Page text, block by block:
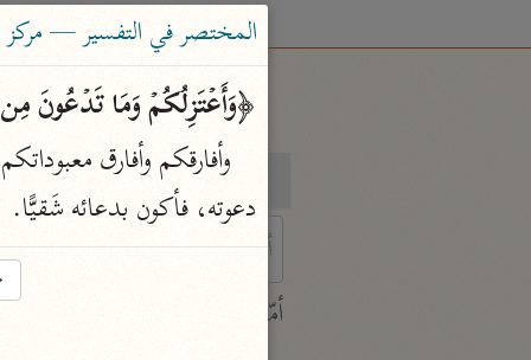
بحث تفسير
characters for results.
أمّهات
المختصر في التفسير — مركز
﴿وَأَعۡتَزِلُكُمۡ وَمَا تَدۡعُونَ
دعوته، فأكون بدعائه شَقيًّا.